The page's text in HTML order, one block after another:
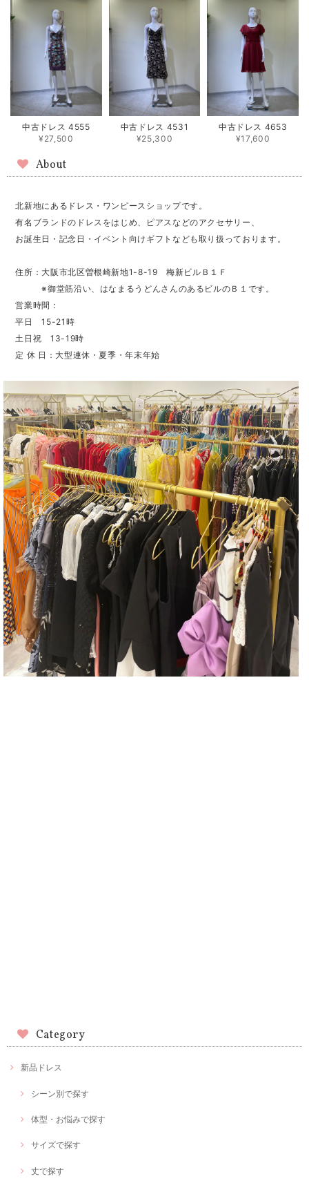
中古ドレス 4555
¥27,500
中古ドレス 4531
¥25,300
中古ドレス 4653
¥17,600
About
北新地にあるドレス・ワンピースショップです。
有名ブランドのドレスをはじめ、ピアスなどのアクセサリー、
お誕生日・記念日・イベント向けギフトなども取り扱っております。
住所：大阪市北区曽根崎新地1-8-19 梅新ビルＢ１Ｆ
※御堂筋沿い、はなまるうどんさんのあるビルのＢ１です。
営業時間：
平日 15-21時
土日祝 13-19時
定 休 日：大型連休・夏季・年末年始
Category
新品ドレス
シーン別で探す
体型・お悩みで探す
サイズで探す
丈で探す